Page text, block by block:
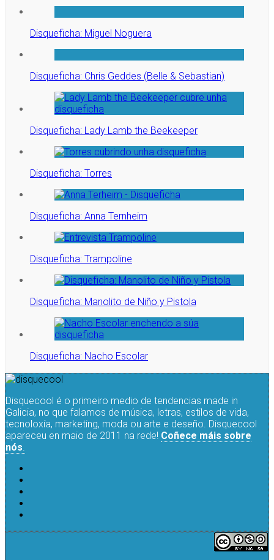
Disqueficha: Miguel Noguera
Disqueficha: Chris Geddes (Belle & Sebastian)
Disqueficha: Lady Lamb the Beekeeper
Disqueficha: Torres
Disqueficha: Anna Ternheim
Disqueficha: Trampoline
Disqueficha: Manolito de Niño y Pistola
Disqueficha: Nacho Escolar
Disquecool é o primeiro medio de tendencias made in
Galicia, no que falamos de música, letras, estilos de vida,
tecnoloxía, marketing, moda ou arte e deseño. Disquecool
apareceu en maio de 2011 na rede! Coñece máis sobre
nós.